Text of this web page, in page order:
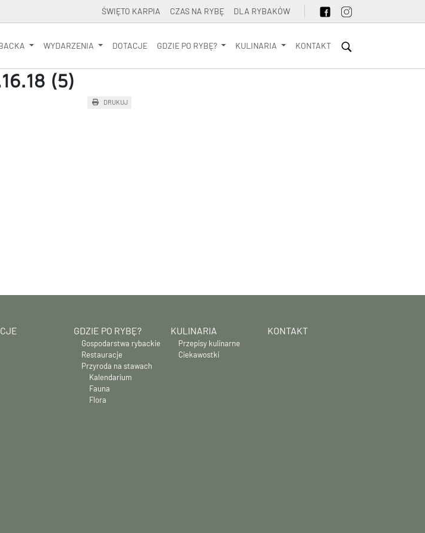
ŚWIĘTO KARPIA CZAS NA RYBĘ DLA RYBAKÓW
WYDARZENIA DOTACJE GDZIE PO RYBĘ? KULINARIA KONTAKT
(5)
DRUKUJ
GDZIE PO RYBĘ?
Gospodarstwa rybackie
Restauracje
Przyroda na stawach
Kalendarium
Fauna
Flora
KULINARIA
Przepisy kulinarne
Ciekawostki
KONTAKT